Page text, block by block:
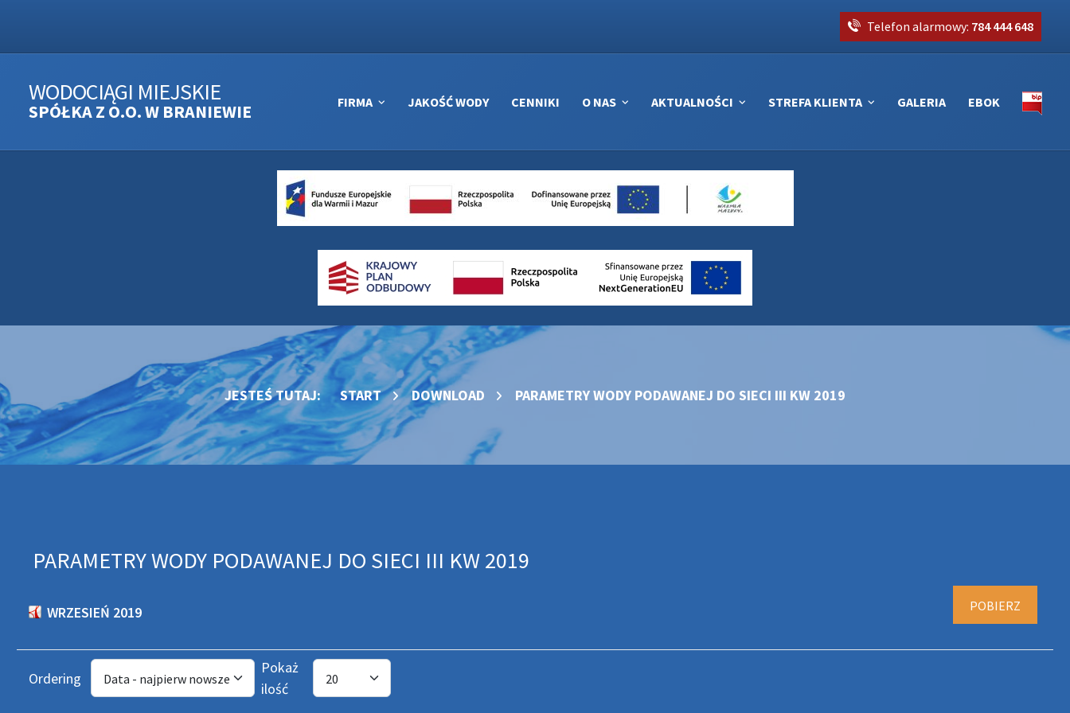
Telefon alarmowy: 784 444 648
WODOCIĄGI MIEJSKIE
SPÓŁKA Z O.O. W BRANIEWIE FIRMA JAKOŚĆ WODY CENNIKI O NAS AKTUALNOŚCI STREFA KLIENTA GALERIA EBOK
JESTEŚ TUTAJ: START DOWNLOAD PARAMETRY WODY PODAWANEJ DO SIECI III KW 2019
PARAMETRY WODY PODAWANEJ DO SIECI III KW 2019
WRZESIEŃ 2019 POBIERZ
Ordering
Pokaż
ilość